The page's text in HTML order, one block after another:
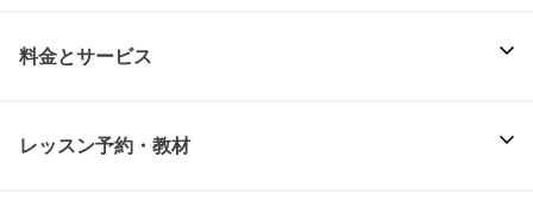
料金とサービス
レッスン予約・教材